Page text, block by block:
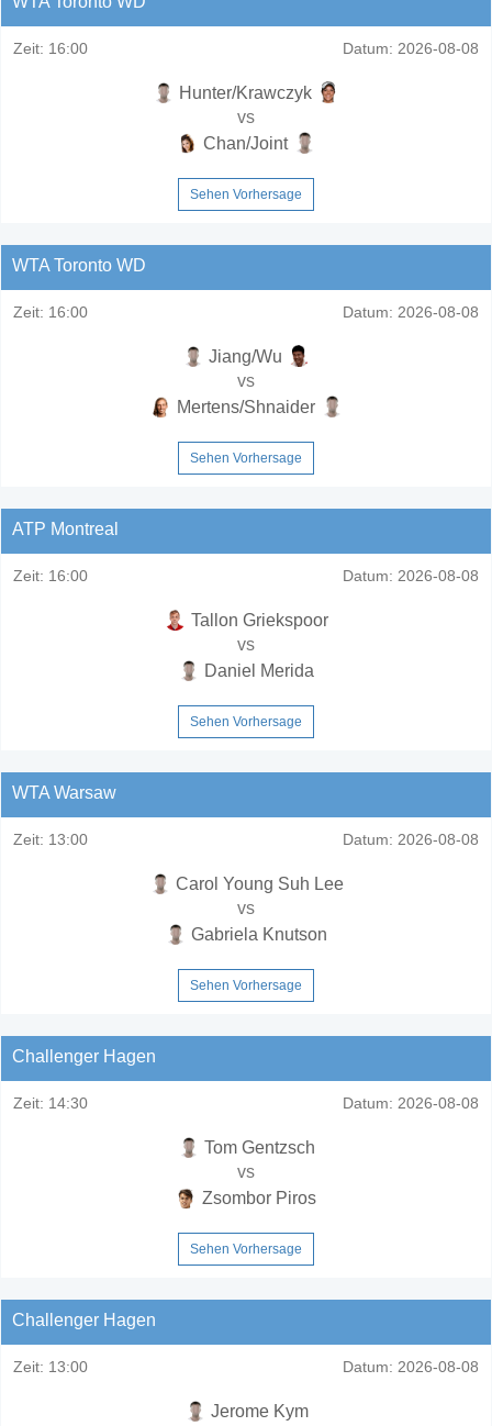
Zeit: 16:00 Datum: 2026-08-08
Hunter/Krawczyk
vs
Chan/Joint
Sehen Vorhersage
WTA Toronto WD
Zeit: 16:00 Datum: 2026-08-08
Jiang/Wu
vs
Mertens/Shnaider
Sehen Vorhersage
ATP Montreal
Zeit: 16:00 Datum: 2026-08-08
Tallon Griekspoor
vs
Daniel Merida
Sehen Vorhersage
WTA Warsaw
Zeit: 13:00 Datum: 2026-08-08
Carol Young Suh Lee
vs
Gabriela Knutson
Sehen Vorhersage
Challenger Hagen
Zeit: 14:30 Datum: 2026-08-08
Tom Gentzsch
vs
Zsombor Piros
Sehen Vorhersage
Challenger Hagen
Zeit: 13:00 Datum: 2026-08-08
Jerome Kym